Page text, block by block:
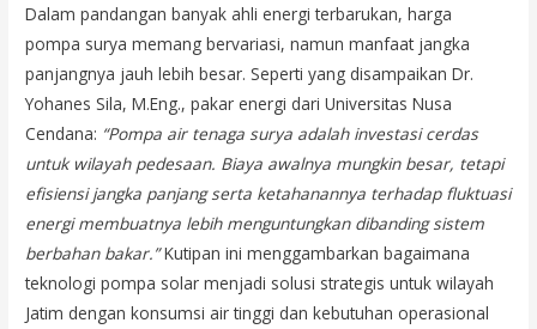
Dalam pandangan banyak ahli energi terbarukan, harga
pompa surya memang bervariasi, namun manfaat jangka
panjangnya jauh lebih besar. Seperti yang disampaikan Dr.
Yohanes Sila, M.Eng., pakar energi dari Universitas Nusa
Cendana: “Pompa air tenaga surya adalah investasi cerdas
untuk wilayah pedesaan. Biaya awalnya mungkin besar, tetapi
efisiensi jangka panjang serta ketahanannya terhadap fluktuasi
energi membuatnya lebih menguntungkan dibanding sistem
berbahan bakar.”Kutipan ini menggambarkan bagaimana
teknologi pompa solar menjadi solusi strategis untuk wilayah
Jatim dengan konsumsi air tinggi dan kebutuhan operasional